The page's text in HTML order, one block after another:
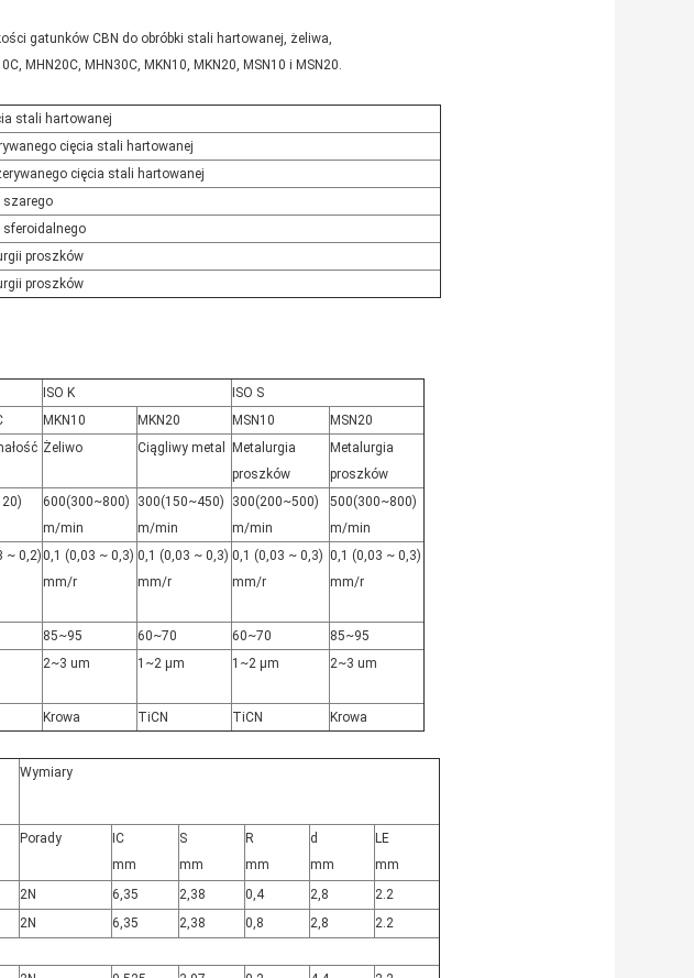
gatunków CBN do obróbki stali hartowanej, żeliwa,
MHN20C, MHN30C, MKN10, MKN20, MSN10 i MSN20.
stali hartowanej
cięcia stali hartowanej
cięcia stali hartowanej
szarego
sferoidalnego
proszków
proszków
ISO K
ISO S
MKN10 MKN20 MSN10
MSN20
Żeliwo Ciągliwy metal
Metalurgia
proszków
Metalurgia
proszków
600(300~800)
m/min
300(150~450)
m/min
300(200~500)
m/min
500(300~800)
m/min
~ 0,2)0,1 (0,03 ~ 0,3)
mm/r
0,1 (0,03 ~ 0,3)
mm/r
0,1 (0,03 ~ 0,3)
mm/r
0,1 (0,03 ~ 0,3)
mm/r
85~95 60~70 60~70
85~95
2~3 um 1~2 µm 1~2 µm 2~3 um
Krowa TiCN TiCN Krowa
Wymiary
Porady
IC
mm
S
mm
R
mm
d
mm
LE
mm
2N 6,35 2,38 0,4 2,8
2.2
2N 6,35 2,38 0,8 2,8 2.2